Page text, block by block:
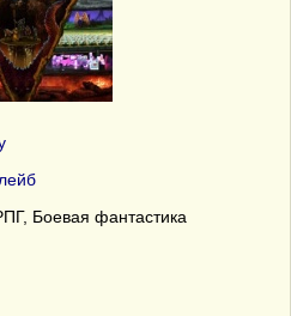
Боевая фантастика